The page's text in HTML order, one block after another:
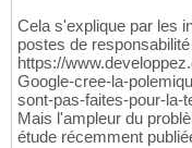
Cela s'explique par les
postes de
https://
Google-cree-la-
sont-pas-faites-pour-la-
Mais l'ampleur du
étude récemment